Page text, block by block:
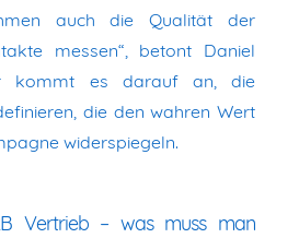
auch die Qualität der
messen“, betont Daniel
kommt es darauf an, die
die den wahren Wert
widerspiegeln.
Vertrieb – was muss man